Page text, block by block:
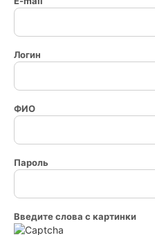
Логин
ФИО
Пароль
Введите слова с картинки